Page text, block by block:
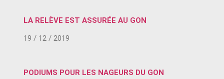
LA RELÈVE EST ASSURÉE AU GON
19 / 12 / 2019
PODIUMS POUR LES NAGEURS DU GON